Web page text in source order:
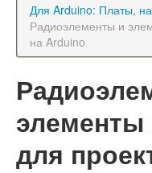
Для Arduino: Платы,
Радиоэлементы и
на Arduino
для